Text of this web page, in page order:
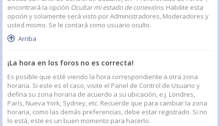
encontrará la opción Ocultar mi estado de conexións. Habilite esta
opción y solamente será visto por Administradores, Moderadores y
usted mismo. Se le contará como usuario oculto.
Arriba
¡La hora en los foros no es correcta!
Es posible que esté viendo la hora correspondiente a otra zona
horaria. Si este es el caso, visite el Panel de Control de Usuario y
defina su zona horaria de acuerdo a su ubicación, e.j. Londres,
París, Nueva York, Sydney, etc. Recuerde que para cambiar la zona
horaria, como las demás preferencias, debe estar registrado. Si no
lo está, este es un buen momento para hacerlo.